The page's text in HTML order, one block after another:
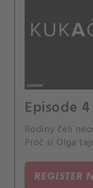
Episode
Rodiny čelí
Proč si Olga
REGISTER